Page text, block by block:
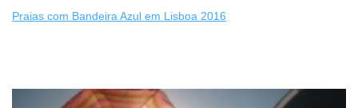
Praias com Bandeira Azul em Lisboa 2016